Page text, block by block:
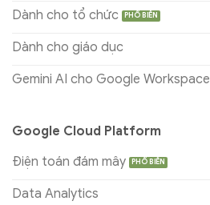
Dành cho tổ chức
Dành cho giáo dục
Gemini AI cho Google Workspace
Google Cloud Platform
Điện toán đám mây
Data Analytics